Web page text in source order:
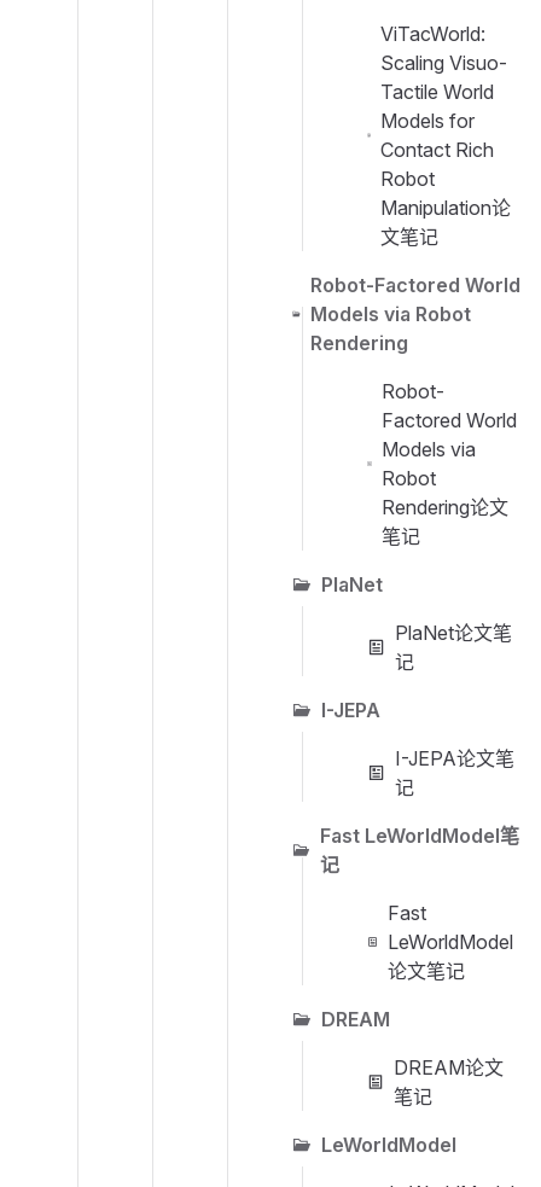
ViTacWorld:
Scaling Visuo-
Tactile World
Models for
Contact Rich
Robot
Manipulation论
文笔记
Robot-Factored World
Models via Robot
Rendering
Robot-
Factored World
Models via
Robot
Rendering论文
笔记
PlaNet
PlaNet论文笔
记
I-JEPA
I-JEPA论文笔
记
Fast LeWorldModel笔
记
Fast
LeWorldModel
论文笔记
DREAM
DREAM论文
笔记
LeWorldModel